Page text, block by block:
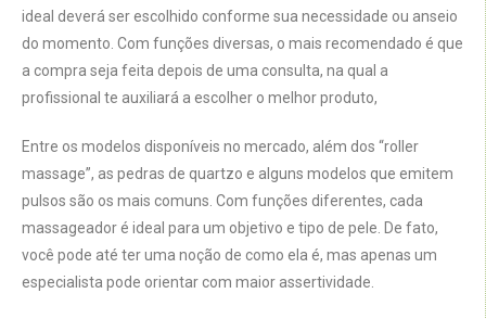
ideal deverá ser escolhido conforme sua necessidade ou anseio
do momento. Com funções diversas, o mais recomendado é que
a compra seja feita depois de uma consulta, na qual a
profissional te auxiliará a escolher o melhor produto,
Entre os modelos disponíveis no mercado, além dos “roller
massage”, as pedras de quartzo e alguns modelos que emitem
pulsos são os mais comuns. Com funções diferentes, cada
massageador é ideal para um objetivo e tipo de pele. De fato,
você pode até ter uma noção de como ela é, mas apenas um
especialista pode orientar com maior assertividade.